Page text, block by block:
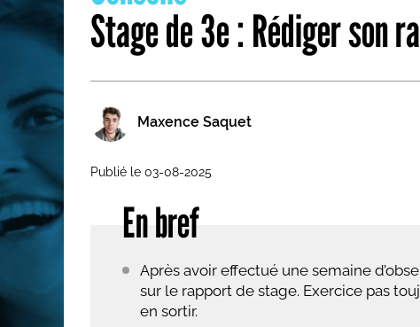
Les métiers par ordre
Stage de 3e : Rédiger son
Maxence Saquet
Publié le 03-08-2025
En bref
Après avoir effectué une semaine
sur le rapport de stage. Exercice pas
en sortir.